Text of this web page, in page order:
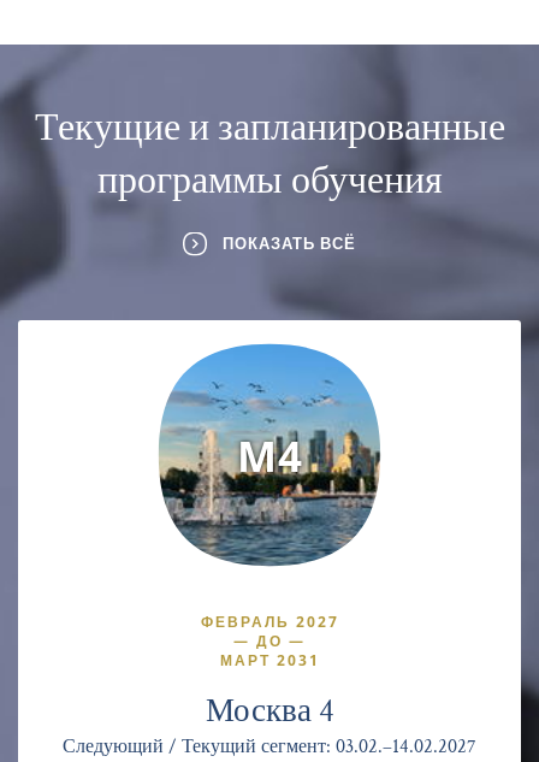
Текущие и запланированные
программы обучения
ПОКАЗАТЬ ВСЁ
M4
ФЕВРАЛЬ 2027
— ДО —
МАРТ 2031
Москва 4
Следующий / Текущий сегмент: 03.02.–14.02.2027